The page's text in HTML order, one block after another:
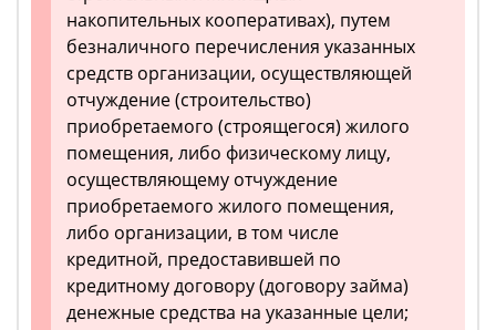
накопительных кооперативах), путем
безналичного перечисления указанных
средств организации, осуществляющей
отчуждение (строительство)
приобретаемого (строящегося) жилого
помещения, либо физическому лицу,
осуществляющему отчуждение
приобретаемого жилого помещения,
либо организации, в том числе
кредитной, предоставившей по
кредитному договору (договору займа)
денежные средства на указанные цели;